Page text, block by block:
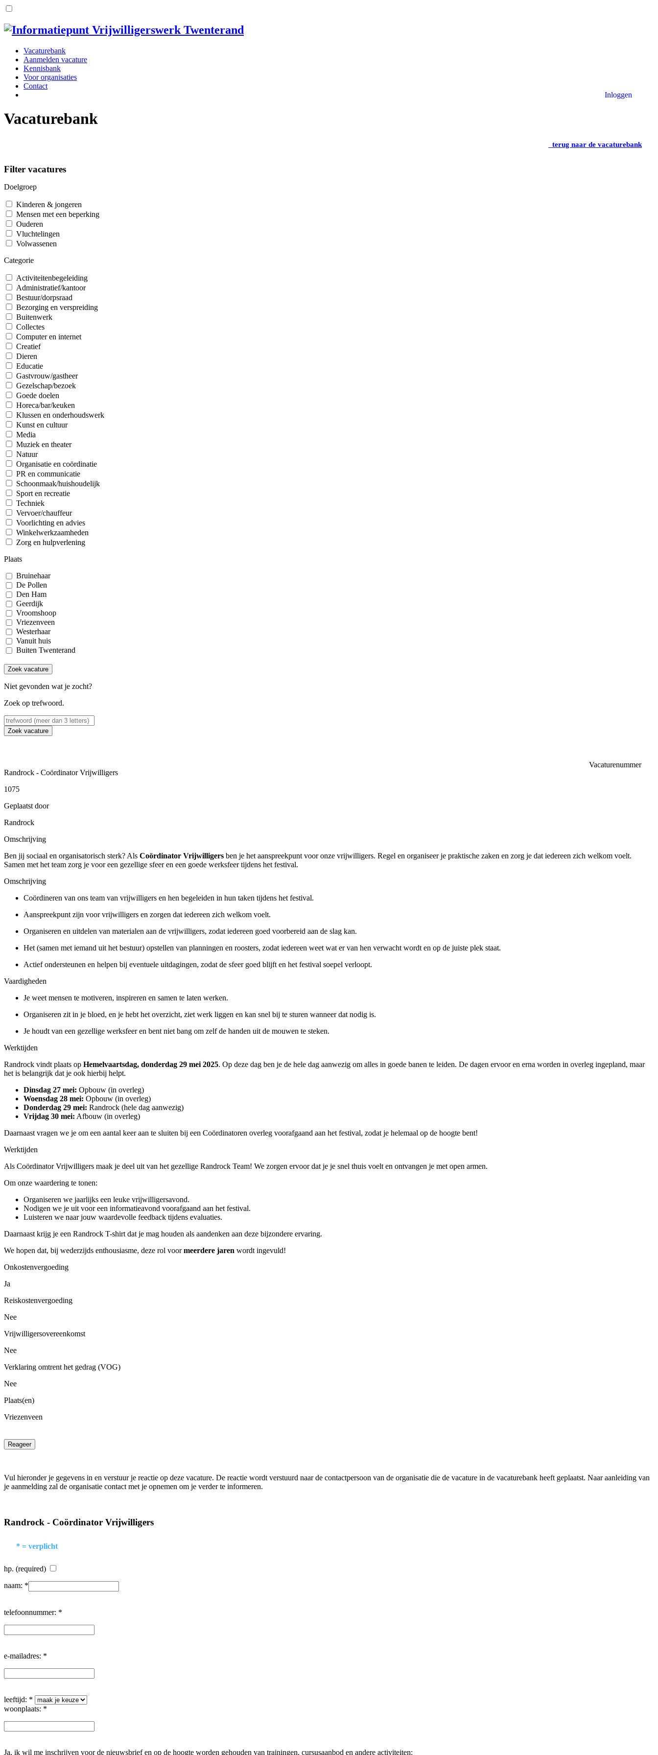
Vacaturebank
Aanmelden vacature
Kennisbank
Voor organisaties
Contact
Inloggen
Vacaturebank
terug naar de vacaturebank
Filter vacatures
Doelgroep
Kinderen & jongeren
Mensen met een beperking
Ouderen
Vluchtelingen
Volwassenen
Categorie
Activiteitenbegeleiding
Administratief/kantoor
Bestuur/dorpsraad
Bezorging en verspreiding
Buitenwerk
Collectes
Computer en internet
Creatief
Dieren
Educatie
Gastvrouw/gastheer
Gezelschap/bezoek
Goede doelen
Horeca/bar/keuken
Klussen en onderhoudswerk
Kunst en cultuur
Media
Muziek en theater
Natuur
Organisatie en coördinatie
PR en communicatie
Schoonmaak/huishoudelijk
Sport en recreatie
Techniek
Vervoer/chauffeur
Voorlichting en advies
Winkelwerkzaamheden
Zorg en hulpverlening
Plaats
Bruinehaar
De Pollen
Den Ham
Geerdijk
Vroomshoop
Vriezenveen
Westerhaar
Vanuit huis
Buiten Twenterand
Zoek vacature
Niet gevonden wat je zocht?
Zoek op trefwoord.
Zoek vacature
Randrock - Coördinator Vrijwilligers
Vacaturenummer
1075
Geplaatst door
Randrock
Omschrijving
Ben jij sociaal en organisatorisch sterk? Als Coördinator Vrijwilligers ben je het aanspreekpunt voor onze vrijwilligers. Regel en organiseer je praktische zaken en zorg je dat iedereen zich welkom voelt.
Samen met het team zorg je voor een gezellige sfeer en een goede werksfeer tijdens het festival.
Omschrijving
Coördineren van ons team van vrijwilligers en hen begeleiden in hun taken tijdens het festival.
Aanspreekpunt zijn voor vrijwilligers en zorgen dat iedereen zich welkom voelt.
Organiseren en uitdelen van materialen aan de vrijwilligers, zodat iedereen goed voorbereid aan de slag kan.
Het (samen met iemand uit het bestuur) opstellen van planningen en roosters, zodat iedereen weet wat er van hen verwacht wordt en op de juiste plek staat.
Actief ondersteunen en helpen bij eventuele uitdagingen, zodat de sfeer goed blijft en het festival soepel verloopt.
Vaardigheden
Je weet mensen te motiveren, inspireren en samen te laten werken.
Organiseren zit in je bloed, en je hebt het overzicht, ziet werk liggen en kan snel bij te sturen wanneer dat nodig is.
Je houdt van een gezellige werksfeer en bent niet bang om zelf de handen uit de mouwen te steken.
Werktijden
Randrock vindt plaats op Hemelvaartsdag, donderdag 29 mei 2025. Op deze dag ben je de hele dag aanwezig om alles in goede banen te leiden. De dagen ervoor en erna worden in overleg ingepland, maar
het is belangrijk dat je ook hierbij helpt.
Dinsdag 27 mei: Opbouw (in overleg)
Woensdag 28 mei: Opbouw (in overleg)
Donderdag 29 mei: Randrock (hele dag aanwezig)
Vrijdag 30 mei: Afbouw (in overleg)
Daarnaast vragen we je om een aantal keer aan te sluiten bij een Coördinatoren overleg voorafgaand aan het festival, zodat je helemaal op de hoogte bent!
Werktijden
Als Coördinator Vrijwilligers maak je deel uit van het gezellige Randrock Team! We zorgen ervoor dat je je snel thuis voelt en ontvangen je met open armen.
Om onze waardering te tonen:
Organiseren we jaarlijks een leuke vrijwilligersavond.
Nodigen we je uit voor een informatieavond voorafgaand aan het festival.
Luisteren we naar jouw waardevolle feedback tijdens evaluaties.
Daarnaast krijg je een Randrock T-shirt dat je mag houden als aandenken aan deze bijzondere ervaring.
We hopen dat, bij wederzijds enthousiasme, deze rol voormeerdere jaren wordt ingevuld!
Onkostenvergoeding
Ja
Reiskostenvergoeding
Nee
Vrijwilligersovereenkomst
Nee
Verklaring omtrent het gedrag (VOG)
Nee
Plaats(en)
Vriezenveen
Reageer
Vul hieronder je gegevens in en verstuur je reactie op deze vacature. De reactie wordt verstuurd naar de contactpersoon van de organisatie die de vacature in de vacaturebank heeft geplaatst. Naar aanleiding van
je aanmelding zal de organisatie contact met je opnemen om je verder te informeren.
Randrock - Coördinator Vrijwilligers
* = verplicht
hp. (required)
naam: *
telefoonnummer: *
e-mailadres: *
leeftijd: *
woonplaats: *
Ja, ik wil me inschrijven voor de nieuwsbrief en op de hoogte worden gehouden van trainingen, cursusaanbod en andere activiteiten: